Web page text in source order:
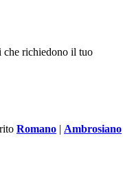
che richiedono il tuo
Romano | Ambrosiano